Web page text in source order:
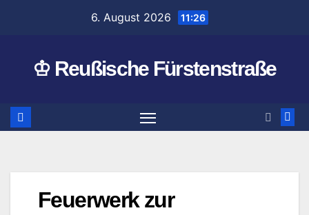
6. August 2026 11:26
♔ Reußische Fürstenstraße
Feuerwerk zur